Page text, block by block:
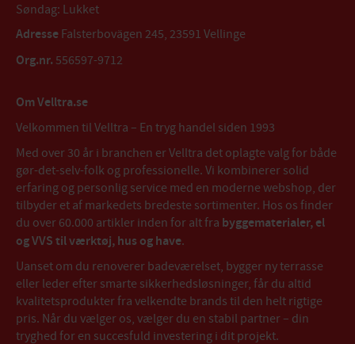
Søndag: Lukket
Adresse Falsterbovägen 245, 23591 Vellinge
Org.nr. 556597-9712
Om Velltra.se
Velkommen til Velltra – En tryg handel siden 1993
Med over 30 år i branchen er Velltra det oplagte valg for både
gør-det-selv-folk og professionelle. Vi kombinerer solid
erfaring og personlig service med en moderne webshop, der
tilbyder et af markedets bredeste sortimenter. Hos os finder
du over 60.000 artikler inden for alt fra byggematerialer, el
og VVS til værktøj, hus og have.
Uanset om du renoverer badeværelset, bygger ny terrasse
eller leder efter smarte sikkerhedsløsninger, får du altid
kvalitetsprodukter fra velkendte brands til den helt rigtige
pris. Når du vælger os, vælger du en stabil partner – din
tryghed for en succesfuld investering i dit projekt.